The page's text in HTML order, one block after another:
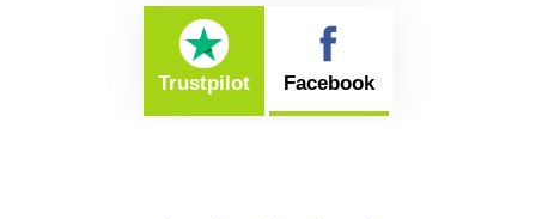
Trustpilot Facebook